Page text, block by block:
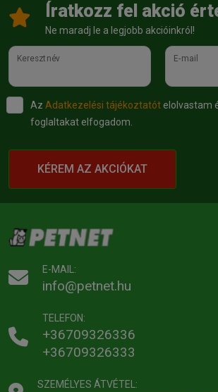
Íratkozz fel akció
Ne maradj le a legjobb akcióinkról!
Keresztnév E-mail
Az Adatkezelési tájékoztatót elolvastam
foglaltakat elfogadom.
KÉREM AZ AKCIÓKAT
E-MAIL:
info@petnet.hu
TELEFON:
+36709326336
+36709326333
SZEMÉLYES ÁTVÉTEL: